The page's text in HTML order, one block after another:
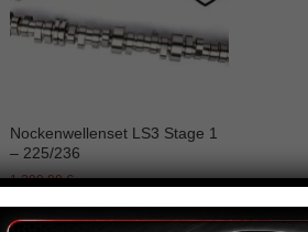
Nockenwellenset LS3 Stage 1
– 225/236
1.299,00€